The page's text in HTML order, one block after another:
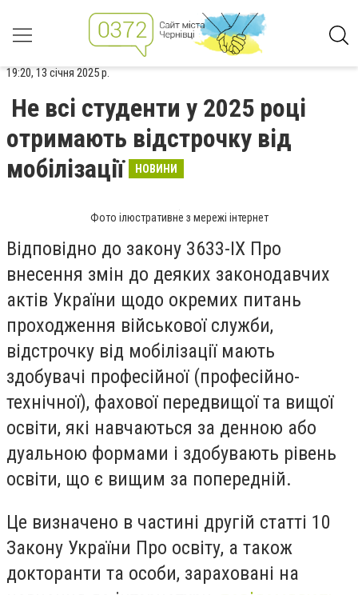
19:20, 13 січня 2025 р.
Не всі студенти у 2025 році
отримають відстрочку від
мобілізації
НОВИНИ
Фото ілюстративне з мережі інтернет
Відповідно до закону 3633-IX Про
внесення змін до деяких законодавчих
актів України щодо окремих питань
проходження військової служби,
відстрочку від мобілізації мають
здобувачі професійної (професійно-
технічної), фахової передвищої та вищої
освіти, які навчаються за денною або
дуальною формами і здобувають рівень
освіти, що є вищим за попередній.
Це визначено в частині другій статті 10
Закону України Про освіту, а також
докторанти та особи, зараховані на